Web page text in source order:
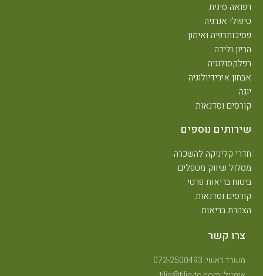
רפואה סינית
טיפולי אנרגיה
פסיכותרפיה ואימון
הריון ולידה
רפלקסולוגיה
אבחון אירידיולוגיה
קורסים וסדנאות
שירותים נוספים
חדרי קליניקה להשכרה
מסלול שיווק מטפלים
ביטוח בריאות פרטי
קורסים וסדנאות
הצהרת בריאות
צרו קשר
משרד ראשי: 072-2500493